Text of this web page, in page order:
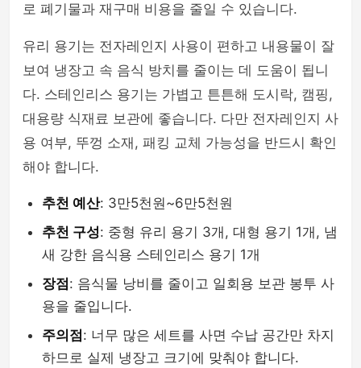
로 폐기물과 재구매 비용을 줄일 수 있습니다.
유리 용기는 전자레인지 사용이 편하고 내용물이 잘
보여 냉장고 속 음식 방치를 줄이는 데 도움이 됩니
다. 스테인리스 용기는 가볍고 튼튼해 도시락, 캠핑,
대용량 식재료 보관에 좋습니다. 다만 전자레인지 사
용 여부, 뚜껑 소재, 패킹 교체 가능성을 반드시 확인
해야 합니다.
추천 예산: 3만5천원~6만5천원
추천 구성: 중형 유리 용기 3개, 대형 용기 1개, 냄
새 강한 음식용 스테인리스 용기 1개
장점: 음식물 낭비를 줄이고 일회용 보관 봉투 사
용을 줄입니다.
주의점: 너무 많은 세트를 사면 수납 공간만 차지
하므로 실제 냉장고 크기에 맞춰야 합니다.